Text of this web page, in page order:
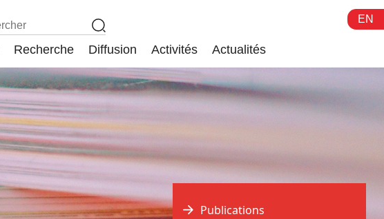
EN
Recherche Diffusion Activités Actualités
Publications